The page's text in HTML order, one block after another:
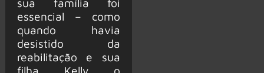
essencial – como
quando havia
desistido da
reabilitação e sua
filha Kelly o